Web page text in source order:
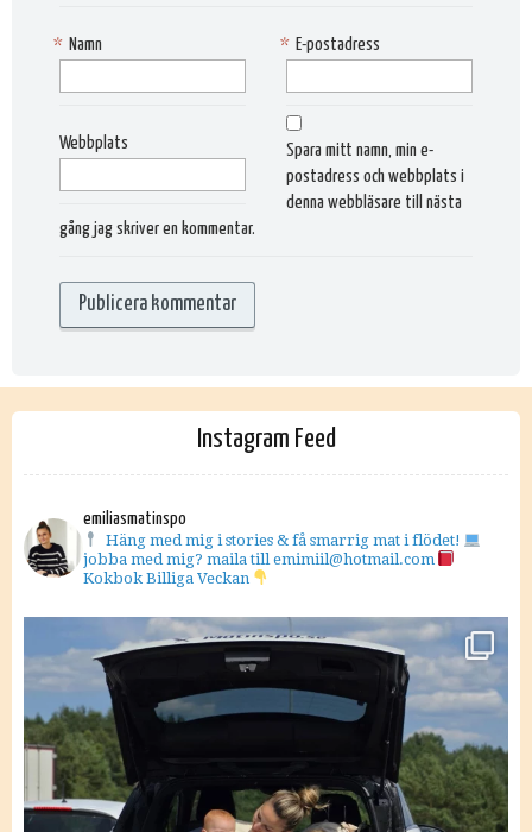
Namn
* E-postadress
*
Webbplats
Spara mitt namn, min e-
postadress och webbplats i
denna webbläsare till nästa
gång jag skriver en kommentar.
Instagram Feed
emiliasmatinspo
Häng med mig i stories & få smarrig mat i flödet!
jobba med mig? maila till emimiil@hotmail.com
Kokbok Billiga Veckan